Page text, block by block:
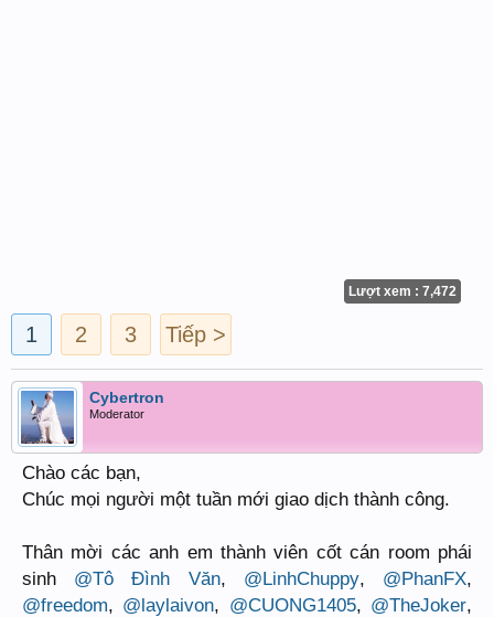
Lượt xem : 7,472
1 2 3 Tiếp >
Cybertron
Moderator
Chào các bạn,
Chúc mọi người một tuần mới giao dịch thành công.
Thân mời các anh em thành viên cốt cán room phái
sinh @Tô Đình Văn, @LinhChuppy, @PhanFX,
@freedom, @laylaivon, @CUONG1405, @TheJoker,